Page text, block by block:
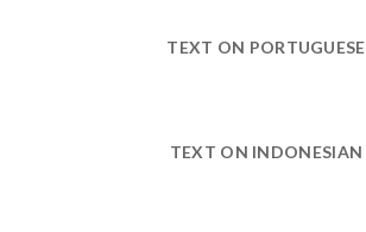
TEXT ON PORTUGUESE
TEXT ON INDONESIAN